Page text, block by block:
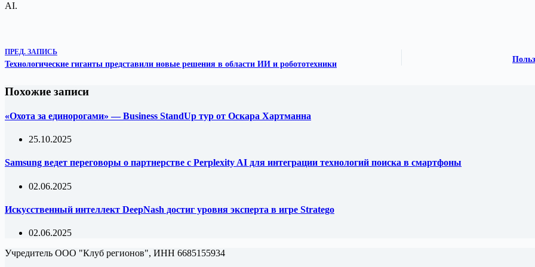
AI.
ПРЕД. ЗАПИСЬ
Технологические гиганты представили новые решения в области ИИ и робототехники
Похожие записи
«Охота за единорогами» — Business StandUp тур от Оскара Хартманна
25.10.2025
Samsung ведет переговоры о партнерстве с Perplexity AI для интеграции технологий поиска в смартфоны
02.06.2025
Искусственный интеллект DeepNash достиг уровня эксперта в игре Stratego
02.06.2025
Учредитель ООО "Клуб регионов", ИНН 6685155934